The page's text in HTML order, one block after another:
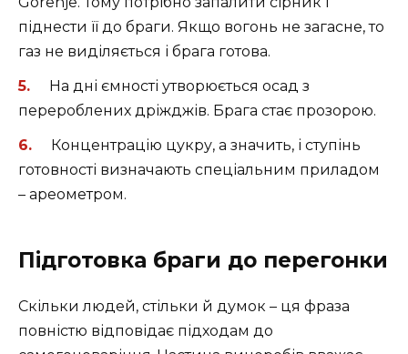
піднести її до браги. Якщо вогонь не загасне, то
газ не виділяється і брага готова.
На дні ємності утворюється осад з
перероблених дріжджів. Брага стає прозорою.
Концентрацію цукру, а значить, і ступінь
готовності визначають спеціальним приладом
– ареометром.
Підготовка браги до перегонки
Скільки людей, стільки й думок – ця фраза
повністю відповідає підходам до